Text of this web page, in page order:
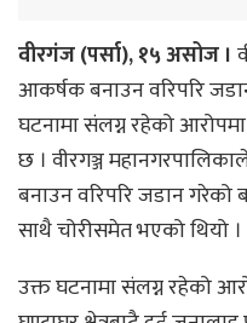
वीरगंज (पर्सा), १५ असोज ।
आकर्षक बनाउन वरिपरि
घटनामा संलग्न रहेको
छ । वीरगञ्ज
बनाउन वरिपरि जडान गरेको
साथै चोरीसमेत भएको थियो ।
उक्त घटनामा संलग्न रहेको